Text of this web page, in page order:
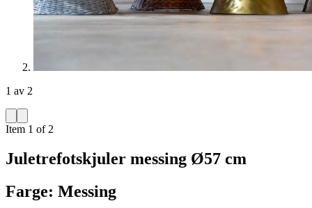
1 av 2
Item 1 of 2
Juletrefotskjuler messing Ø57 cm
Farge: Messing